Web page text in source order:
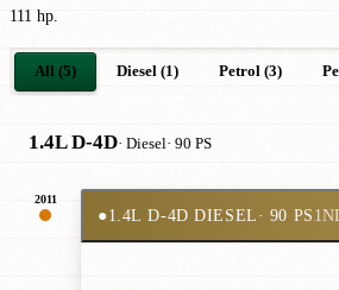
111 hp.
All (5) Diesel (1) Petrol (3)
1.4L D-4D· Diesel· 90 PS
2011
●1.4L D-4D DIESEL· 90 PS